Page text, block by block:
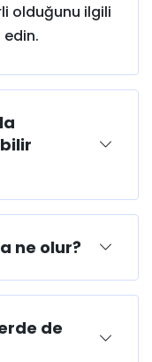
olduğunu ilgili
ne olur?
de